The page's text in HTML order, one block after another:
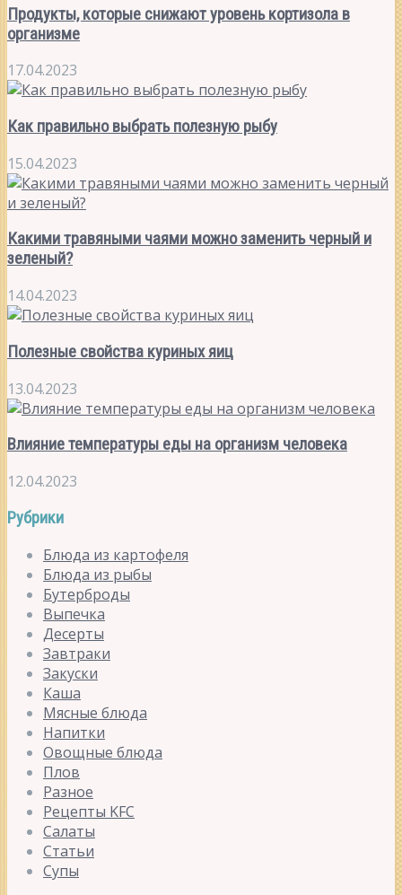
Продукты, которые снижают уровень кортизола в
организме
17.04.2023
Как правильно выбрать полезную рыбу
15.04.2023
Какими травяными чаями можно заменить черный и
зеленый?
14.04.2023
Полезные свойства куриных яиц
13.04.2023
Влияние температуры еды на организм человека
12.04.2023
Рубрики
Блюда из картофеля
Блюда из рыбы
Бутерброды
Выпечка
Десерты
Завтраки
Закуски
Каша
Мясные блюда
Напитки
Овощные блюда
Плов
Разное
Рецепты KFC
Салаты
Статьи
Супы